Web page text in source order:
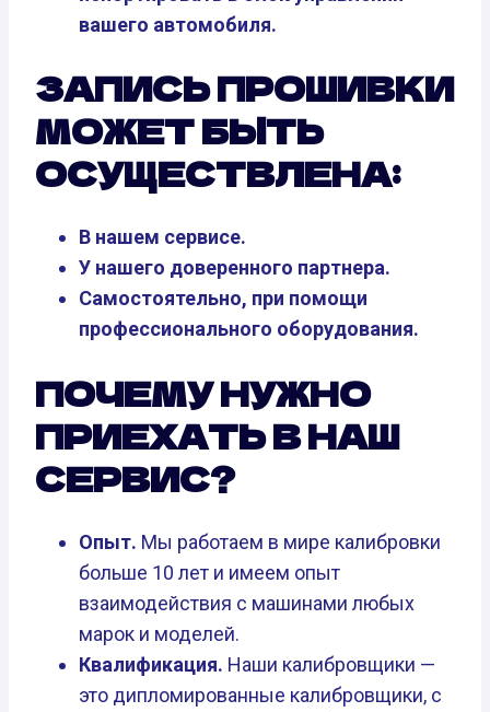
вашего автомобиля.
ЗАПИСЬ ПРОШИВКИ
МОЖЕТ БЫТЬ
ОСУЩЕСТВЛЕНА:
В нашем сервисе.
У нашего доверенного партнера.
Самостоятельно, при помощи
профессионального оборудования.
ПОЧЕМУ НУЖНО
ПРИЕХАТЬ В НАШ
СЕРВИС?
Опыт. Мы работаем в мире калибровки
больше 10 лет и имеем опыт
взаимодействия с машинами любых
марок и моделей.
Квалификация. Наши калибровщики —
это дипломированные калибровщики, с